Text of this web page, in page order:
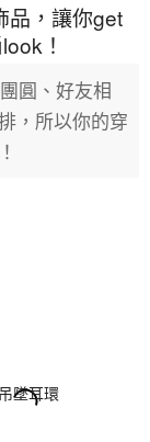
品，讓你get
！
圓、好友相
，所以你的穿